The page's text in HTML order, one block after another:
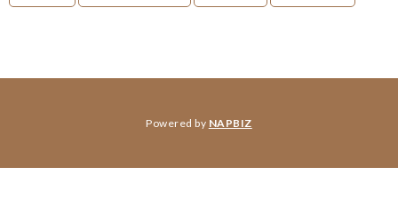
Powered by NAPBIZ